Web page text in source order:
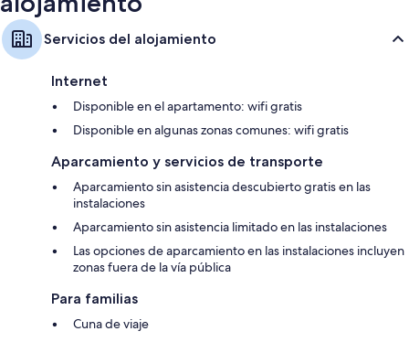
Servicios del alojamiento
Internet
Disponible en el apartamento: wifi gratis
Disponible en algunas zonas comunes: wifi gratis
Aparcamiento y servicios de transporte
Aparcamiento sin asistencia descubierto gratis en las
instalaciones
Aparcamiento sin asistencia limitado en las instalaciones
Las opciones de aparcamiento en las instalaciones incluyen
zonas fuera de la vía pública
Para familias
Cuna de viaje